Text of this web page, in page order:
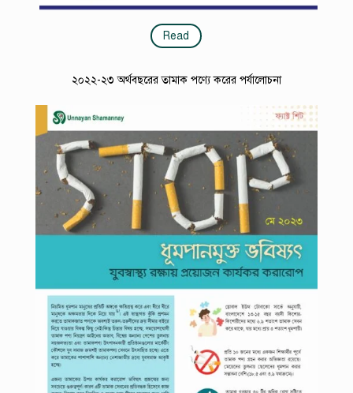
Read
২০২২-২৩ অর্থবছরের তামাক পণ্যে করের পর্যালোচনা